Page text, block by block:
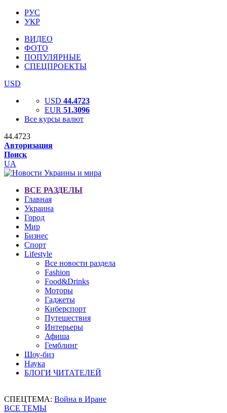
РУС
УКР
ВИДЕО
ФОТО
ПОПУЛЯРНЫЕ
СПЕЦПРОЕКТЫ
USD
USD 44.4723
EUR 51.3096
Все курсы валют
44.4723
Авторизация
Поиск
UA
ВСЕ РАЗДЕЛЫ
Главная
Украина
Город
Мир
Бизнес
Спорт
Lifestyle
Все новости раздела
Fashion
Food&Drinks
Моторы
Гаджеты
Киберспорт
Путешествия
Интерьеры
Афиша
Гемблинг
Шоу-биз
Наука
БЛОГИ ЧИТАТЕЛЕЙ
СПЕЦТЕМА: Война в Иране
ВСЕ ТЕМЫ